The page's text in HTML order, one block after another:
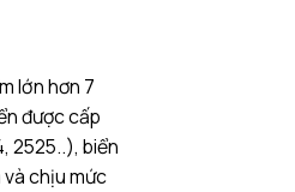
lớn hơn 7
được cấp
2525..), biển
chịu mức